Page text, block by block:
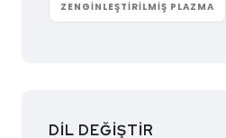
ZENGINLEŞTIRILMIŞ PLAZMA
DİL DEĞİŞTİR